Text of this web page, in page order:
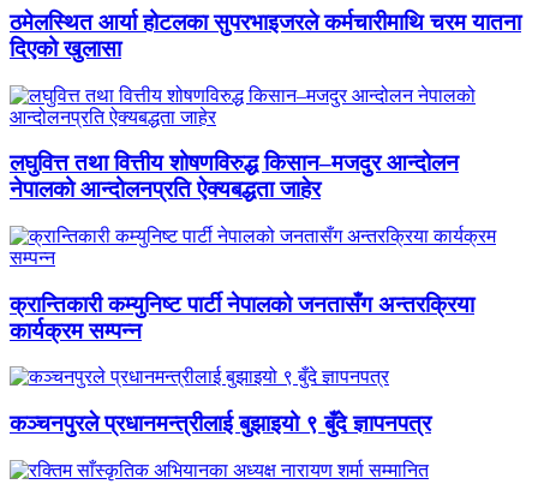
ठमेलस्थित आर्या होटलका सुपरभाइजरले कर्मचारीमाथि चरम यातना
दिएको खुलासा
लघुवित्त तथा वित्तीय शोषणविरुद्ध किसान–मजदुर आन्दोलन
नेपालको आन्दोलनप्रति ऐक्यबद्धता जाहेर
क्रान्तिकारी कम्युनिष्ट पार्टी नेपालको जनतासँग अन्तरक्रिया
कार्यक्रम सम्पन्न
कञ्चनपुरले प्रधानमन्त्रीलाई बुझाइयो ९ बुँदे ज्ञापनपत्र